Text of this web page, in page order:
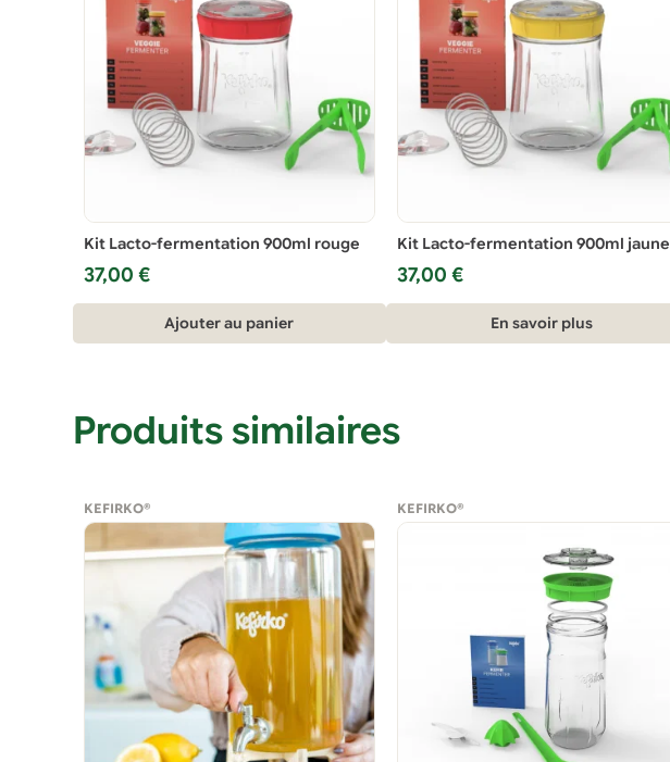
Kit Lacto-fermentation 900ml rouge
37,00€
Ajouter au panier
Kit Lacto-fermentation 900ml jaune
37,00 €
En savoir plus
Produits similaires
KEFIRKO® KEFIRKO®